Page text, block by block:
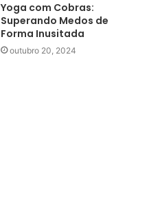
Yoga com Cobras:
Superando Medos de
Forma Inusitada
outubro 20, 2024